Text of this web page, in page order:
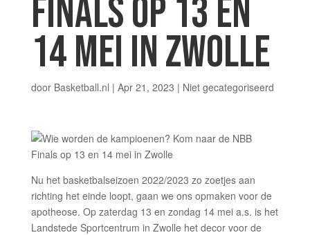
FINALS OP 13 EN
14 MEI IN ZWOLLE
door Basketball.nl | Apr 21, 2023 | Niet gecategoriseerd
Nu het basketbalseizoen 2022/2023 zo zoetjes aan
richting het einde loopt, gaan we ons opmaken voor de
apotheose. Op zaterdag 13 en zondag 14 mei a.s. is het
Landstede Sportcentrum in Zwolle het decor voor de